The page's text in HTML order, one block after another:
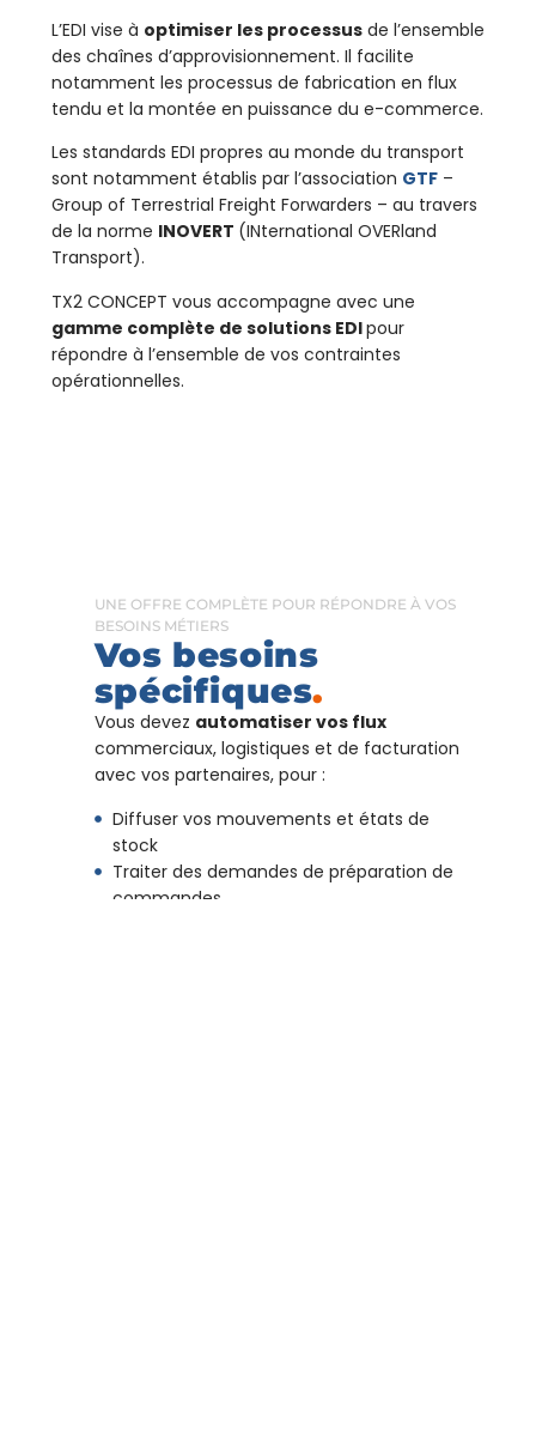
L’EDI vise à optimiser les processusde l’ensemble
des chaînes d’approvisionnement. Il facilite
notamment les processus de fabrication en flux
tendu et la montée en puissance du e-commerce.
Les standards EDI propres au monde du transport
sont notamment établis par l’association GTF–
Group of Terrestrial Freight Forwarders – au travers
de la norme INOVERT (INternational OVERland
Transport).
TX2 CONCEPT vous accompagne avec une
gamme complète de solutions EDIpour
répondre à l’ensemble de vos contraintes
opérationnelles.
UNE OFFRE COMPLÈTE POUR RÉPONDRE À VOS
BESOINS MÉTIERS
Vos besoins
spécifiques.
Vous devez automatiser vos flux
commerciaux, logistiques et de facturation
avec vos partenaires, pour :
Diffuser vos mouvements et états de
stock
Traiter des demandes de préparation de
commandes